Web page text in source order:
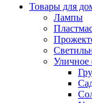
Товары для
Лампы
Уличное